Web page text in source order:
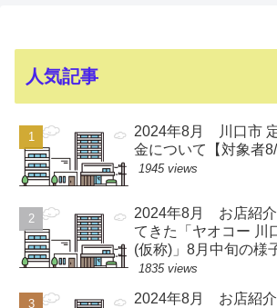
人気記事
2024年8月 川口市
金について【対象者
1945 views
2024年8月 お店紹介
てきた「ヤオコー 川
(仮称)」8月中旬の様
1835 views
2024年8月 お店紹